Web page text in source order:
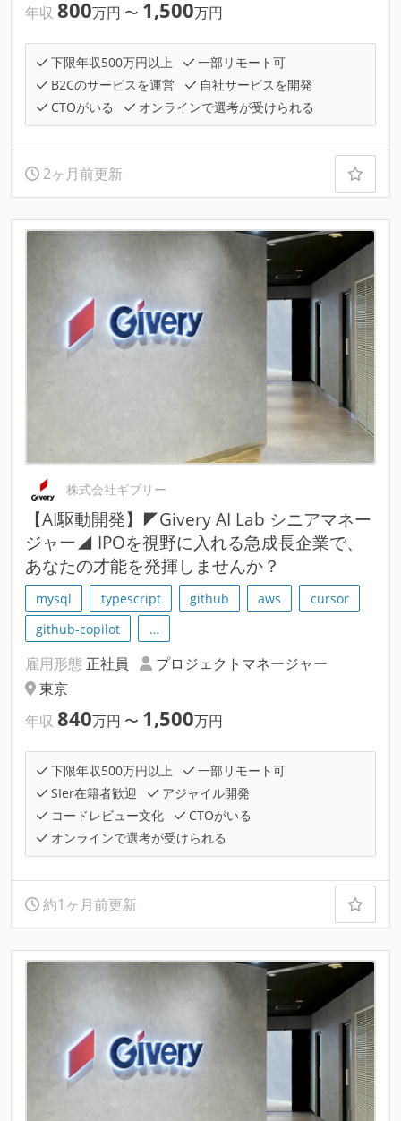
年収 800万円 〜 1,500万円
下限年収500万円以上
一部リモート可
B2Cのサービスを運営
自社サービスを開発
CTOがいる
オンラインで選考が受けられる
2ヶ月前更新
株式会社ギブリー
【AI駆動開発】◤Givery AI Lab シニアマネー
ジャー◢ IPOを視野に入れる急成長企業で、
あなたの才能を発揮しませんか？
mysql typescript github aws
cursor
github-copilot
…
雇用形態 正社員
プロジェクトマネージャー
東京
年収 840万円 〜 1,500万円
下限年収500万円以上
一部リモート可
SIer在籍者歓迎
アジャイル開発
コードレビュー文化
CTOがいる
オンラインで選考が受けられる
約1ヶ月前更新